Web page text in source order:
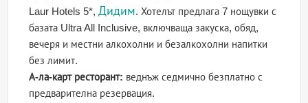
Laur Hotels 5*, Дидим. Хотелът предлага 7 нощувки с
базата Ultra All Inclusive, включваща закуска, обяд,
вечеря и местни алкохолни и безалкохолни напитки
без лимит.
А-ла-карт ресторант: веднъж седмично безплатно с
предварителна резервация.